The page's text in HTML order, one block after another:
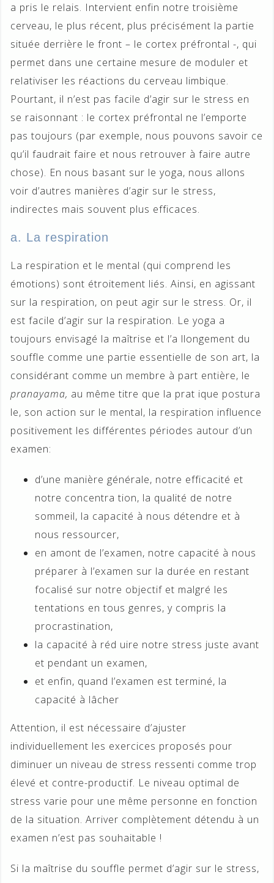
a pris le relais. Intervient enfin notre troisième
cerveau, le plus récent, plus précisément la partie
située derrière le front – le cortex préfrontal -, qui
permet dans une certaine mesure de moduler et
relativiser les réactions du cerveau limbique.
Pourtant, il n’est pas facile d’agir sur le stress en
se raisonnant : le cortex préfrontal ne l’emporte
pas toujours (par exemple, nous pouvons savoir ce
qu’il faudrait faire et nous retrouver à faire autre
chose). En nous basant sur le yoga, nous allons
voir d’autres manières d’agir sur le stress,
indirectes mais souvent plus efficaces.
a. La respiration
La respiration et le mental (qui comprend les
émotions) sont étroitement liés. Ainsi, en agissant
sur la respiration, on peut agir sur le stress. Or, il
est facile d’agir sur la respiration. Le yoga a
toujours envisagé la maîtrise et l’a llongement du
souffle comme une partie essentielle de son art, la
considérant comme un membre à part entière, le
pranayama, au même titre que la prat ique postura
le, son action sur le mental, la respiration influence
positivement les différentes périodes autour d’un
examen:
d’une manière générale, notre efficacité et
notre concentra tion, la qualité de notre
sommeil, la capacité à nous détendre et à
nous ressourcer,
en amont de l’examen, notre capacité à nous
préparer à l’examen sur la durée en restant
focalisé sur notre objectif et malgré les
tentations en tous genres, y compris la
procrastination,
la capacité à réd uire notre stress juste avant
et pendant un examen,
et enfin, quand l’examen est terminé, la
capacité à lâcher
Attention, il est nécessaire d’ajuster
individuellement les exercices proposés pour
diminuer un niveau de stress ressenti comme trop
élevé et contre-productif. Le niveau optimal de
stress varie pour une même personne en fonction
de la situation. Arriver complètement détendu à un
examen n’est pas souhaitable !
Si la maîtrise du souffle permet d’agir sur le stress,